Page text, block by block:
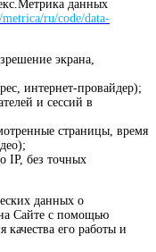
данных
ru/code/data-
экрана,
интернет-провайдер);
и сессий в
страницы, время
IP, без точных
данных о
Сайте с помощью
его работы и